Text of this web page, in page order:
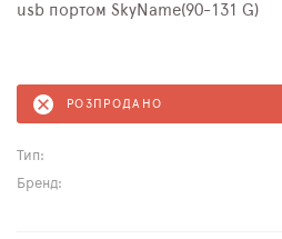
usb портом SkyName(90-131 G)
РОЗПРОДАНО
Тип:
Бренд: